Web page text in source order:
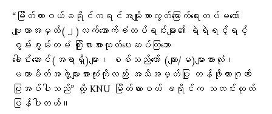
“‎မြိတ်ထားဝယ်ခရိုင်ကရင်အမျိုးသားလွတ်‌မြောက်ရေးတပ်မ‌တော်
ဗျူဟာအမှတ်(၂)လက်အောက်ခံတပ်ရင်းများ၏ ရဲရဲရင့်ရင့်
စွမ်းစွမ်းတမံ ကြိုးစားအားထုတ်ပေးဆပ်ကြသော
ခေါင်းဆောင်(အရာရှိ)များ၊ စစ်သည်တော် (ကျား/မ)များအားလုံး၊
မဟာမိတ်အဖွဲများအားလုံးကိုလည်း အသိအမှတ်ပြု တန်ဖိုးထားဂုဏ်
ပြုအပ်ပါသည်” လို့ KNU မြိတ်ထားဝယ် ခရိုင်က သတင်းထုတ်
ပြန်ပါတယ်။